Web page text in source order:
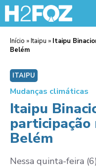
Início »Itaipu » Itaipu
Belém
ITAIPU
Mudanças climáticas
Itaipu
participação
Belém
Nessa quinta-feira